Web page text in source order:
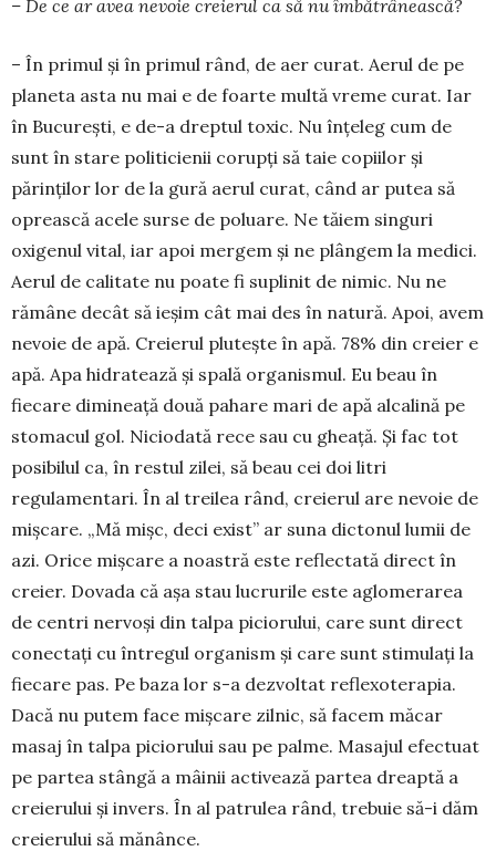
– De ce ar avea nevoie creierul ca să nu îm­bătrânească?
– În primul și în primul rând, de aer curat. Aerul de pe
planeta asta nu mai e de foarte multă vreme curat. Iar
în București, e de-a drep­tul toxic. Nu înțeleg cum de
sunt în stare politicienii corupți să taie copiilor și
părinților lor de la gură aerul curat, când ar putea să
oprească acele surse de poluare. Ne tăiem singuri
oxigenul vital, iar apoi mergem și ne plângem la medici.
Aerul de calitate nu poate fi suplinit de nimic. Nu ne
rămâne decât să ieșim cât mai des în natură. Apoi, avem
nevoie de apă. Creierul plutește în apă. 78% din creier e
apă. Apa hidratează și spa­lă organismul. Eu beau în
fiecare dimi­neață două pahare mari de apă alcalină pe
sto­ma­cul gol. Niciodată rece sau cu gheață. Și fac tot
posibilul ca, în restul zilei, să beau cei doi litri
regulamentari. În al treilea rând, creierul are nevoie de
mișcare. „Mă mișc, deci exist” ar suna dictonul lumii de
azi. Orice mișcare a noastră este reflectată di­rect în
creier. Dovada că așa stau lucrurile este aglomerarea
de centri nervoși din talpa piciorului, care sunt direct
conectați cu în­tregul organism și care sunt sti­mulați la
fie­care pas. Pe baza lor s-a dezvoltat refle­xo­terapia.
Dacă nu putem face mișcare zilnic, să facem măcar
masaj în talpa pi­ciorului sau pe palme. Masajul efectuat
pe partea stângă a mâinii ac­tivează partea dreaptă a
cre­ierului și invers. În al patrulea rând, trebuie să-i dăm
creierului să mănânce.